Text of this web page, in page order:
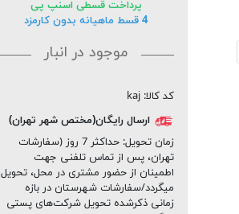
پرداخت قسطی اسنپ پی
4 قسط ماهیانه بدون کارمزد
موجود در انبار
کد کالا: kaj
ارسال رایگان(مختص شهر تهران)
زمان تحویل:
حداکثر 7 روز (سفارشات
تهران، پس از تماس تلفنی جهت
اطمینان از حضور مشتری در محل، تحویل
میگردد/سفارشات شهرستان در بازه
زمانی ذکرشده تحویل شرکت‌های پستی